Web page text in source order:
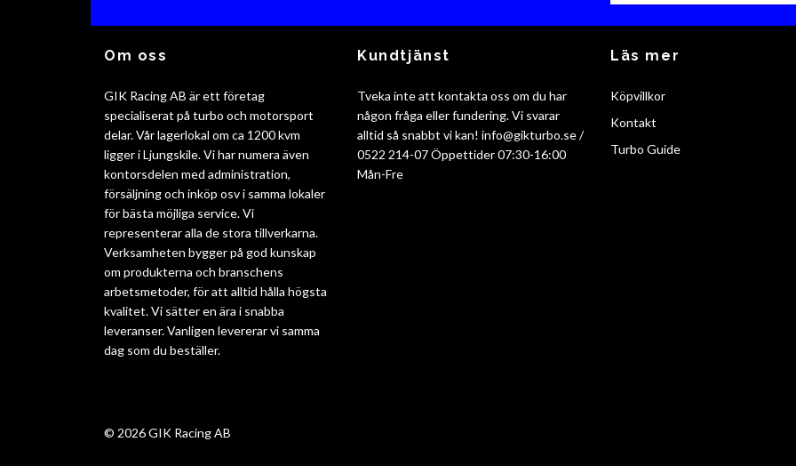
Om oss
GIK Racing AB är ett företag
specialiserat på turbo och motorsport
delar. Vår lagerlokal om ca 1200 kvm
ligger i Ljungskile. Vi har numera även
kontorsdelen med administration,
försäljning och inköp osv i samma lokaler
för bästa möjliga service. Vi
representerar alla de stora tillverkarna.
Verksamheten bygger på god kunskap
om produkterna och branschens
arbetsmetoder, för att alltid hålla högsta
kvalitet. Vi sätter en ära i snabba
leveranser. Vanligen levererar vi samma
dag som du beställer.
Kundtjänst
Tveka inte att kontakta oss om du har
någon fråga eller fundering. Vi svarar
alltid så snabbt vi kan! info@gikturbo.se/
0522 214-07 Öppettider 07:30-16:00
Mån-Fre
Läs mer
Köpvillkor
Kontakt
Turbo Guide
© 2026 GIK Racing AB